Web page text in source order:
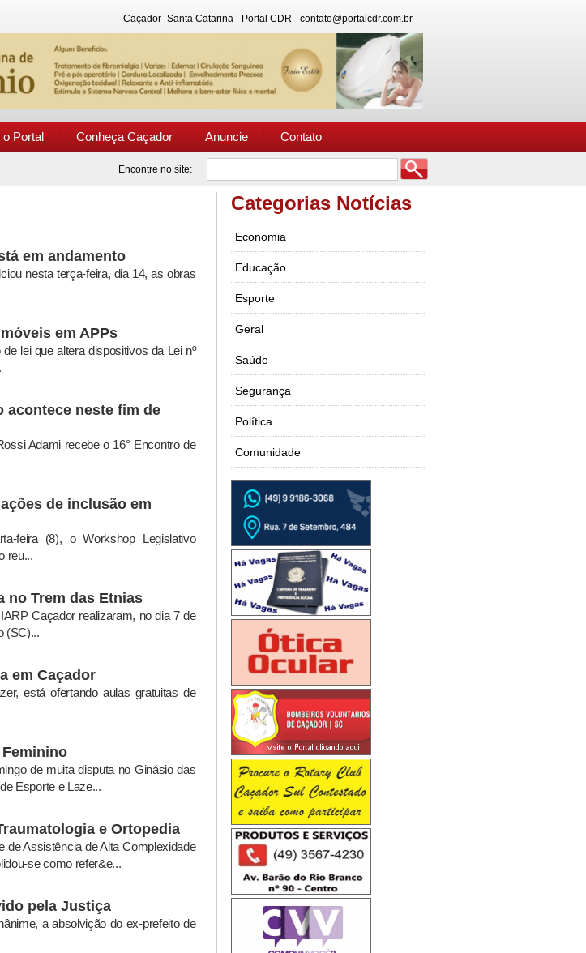
Caçador- Santa Catarina - Portal CDR - contato@portalcdr.com.br
o Portal Conheça Caçador Anuncie Contato
Encontre no site:
em andamento
nesta terça-feira, dia 14, as obras
em APPs
lei que altera dispositivos da Lei nº
acontece neste fim de
Adami recebe o 16° Encontro de
de inclusão em
feira (8), o Workshop Legislativo
reu...
no Trem das Etnias
Caçador realizaram, no dia 7 de
(SC)...
em Caçador
está ofertando aulas gratuitas de
de muita disputa no Ginásio das
Esporte e Laze...
e Ortopedia
de Assistência de Alta Complexidade
se como refer&e...
pela Justiça
a absolvição do ex-prefeito de
Categorias Notícias
Economia
Educação
Esporte
Geral
Saúde
Segurança
Política
Comunidade